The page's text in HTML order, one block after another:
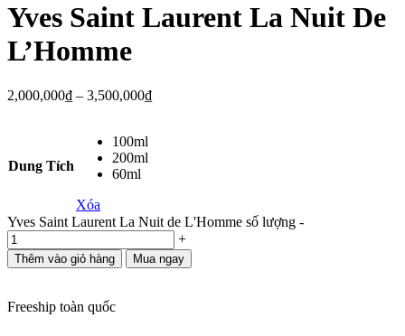
Yves Saint Laurent La Nuit De
L’Homme
2,000,000₫ – 3,500,000₫
Dung Tích
100ml
200ml
60ml
Xóa
Yves Saint Laurent La Nuit de L'Homme số lượng -
+
Thêm vào giỏ hàng Mua ngay
Freeship toàn quốc